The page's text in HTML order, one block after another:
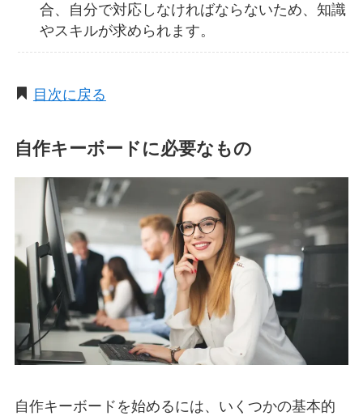
合、自分で対応しなければならないため、知識
やスキルが求められます。
目次に戻る
自作キーボードに必要なもの
自作キーボードを始めるには、いくつかの基本的